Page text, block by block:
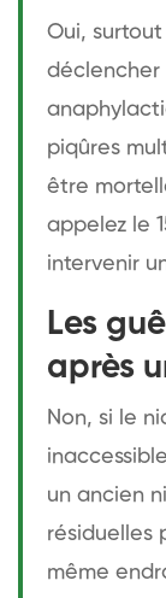
Oui,
déclencher
piqûres
être
appelez le
intervenir
Les
après
Non, si le
un ancien
résiduelles
même